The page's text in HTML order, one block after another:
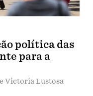
política das
para a
Victoria Lustosa